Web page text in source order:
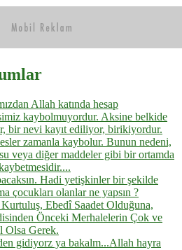
Allah katında hesap
kaybolmuyordur. Aksine belkide
bir nevi kayıt ediliyor, birikiyordur.
zamanla kaybolur. Bunun nedeni,
su veya diğer maddeler gibi bir ortamda
Hadi yetişkinler bir şekilde
çocukları olanlar ne yapsın ?
Ebedî Saadet Olduğuna,
Önceki Merhalelerin Çok ve
Olsa Gerek.
gidiyorz ya bakalm...Allah hayra